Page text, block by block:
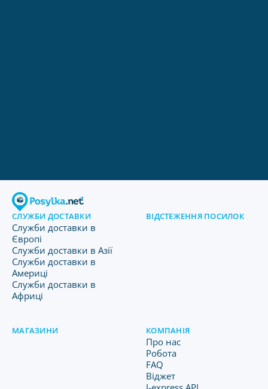
СЛУЖБИ ДОСТАВКИ
Служби доставки в
Європі
Служби доставки в Азії
Служби доставки в
Америці
Служби доставки в
Африці
ВІДСТЕЖЕННЯ ПОСИЛОК
МАГАЗИНИ КОМПАНІЯ
Про нас
Робота
FAQ
Віджет